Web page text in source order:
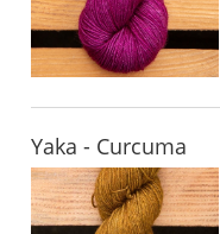
Yaka - Curcuma